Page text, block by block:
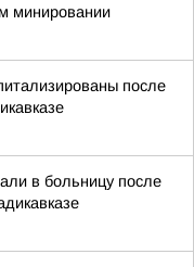
минировании
после
в больницу после